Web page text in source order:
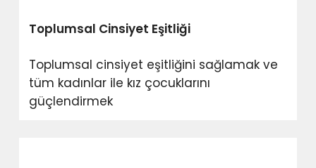
Toplumsal Cinsiyet Eşitliği
Toplumsal cinsiyet eşitliğini sağlamak ve
tüm kadınlar ile kız çocuklarını
güçlendirmek